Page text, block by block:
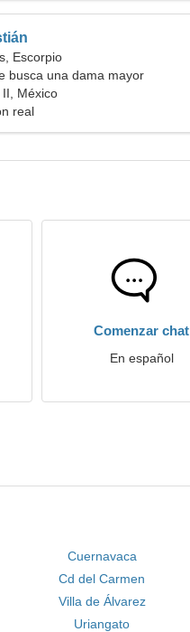
Escorpio
busca una dama mayor
II, México
real
Comenzar chat
En español
Cuernavaca
Cd del Carmen
Villa de Álvarez
Uriangato